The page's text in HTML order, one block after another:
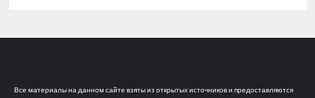
Все материалы на данном сайте взяты из открытых источников и предоставляются